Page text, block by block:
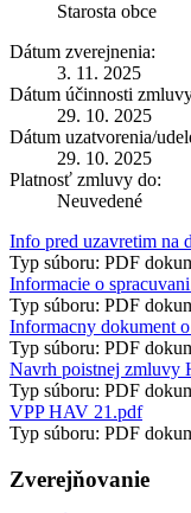
Starosta obce
Dátum zverejnenia:
3. 11. 2025
Dátum účinnosti
29. 10. 2025
Dátum uzatvorenia/
29. 10. 2025
Platnosť zmluvy do:
Neuvedené
Info pred uzavretim na
Typ súboru: PDF
Informacie o
Typ súboru: PDF
Informacny dokument
Typ súboru: PDF
Navrh poistnej zmluvy
Typ súboru: PDF
VPP HAV 21.pdf
Typ súboru: PDF
Zverejňovanie